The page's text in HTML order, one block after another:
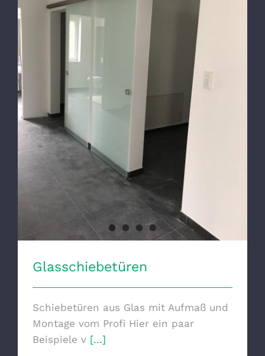
Glasschiebetüren
Glasschiebetüren
Schiebetüren aus Glas mit Aufmaß und
Montage vom Profi Hier ein paar
Beispiele v [...]